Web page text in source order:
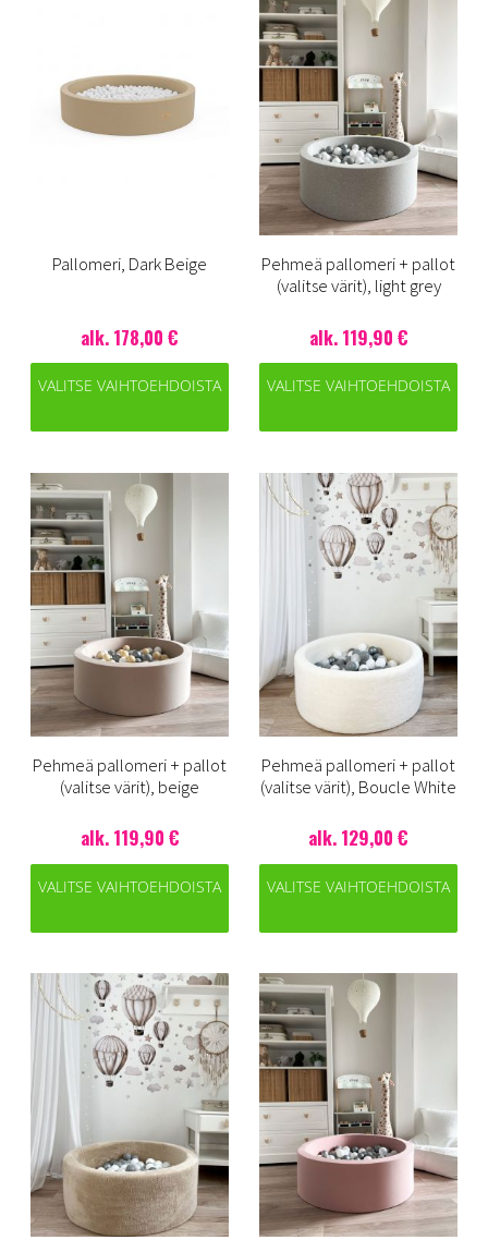
Pallomeri, Dark Beige
alk. 178,00 €
VALITSE VAIHTOEHDOISTA
Pehmeä pallomeri + pallot
(valitse värit), light grey
alk. 119,90 €
VALITSE VAIHTOEHDOISTA
Pehmeä pallomeri + pallot
(valitse värit), beige
alk. 119,90 €
VALITSE VAIHTOEHDOISTA
Pehmeä pallomeri + pallot
(valitse värit), Boucle White
alk. 129,00 €
VALITSE VAIHTOEHDOISTA